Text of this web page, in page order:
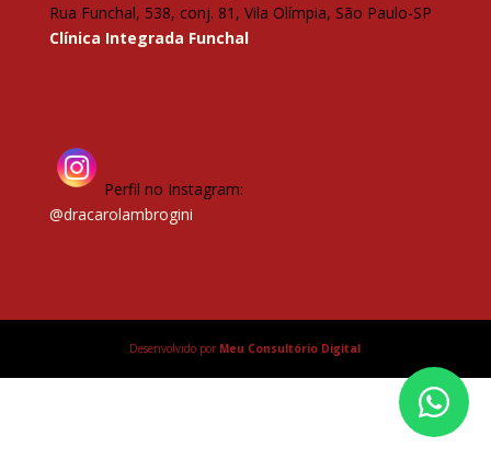
Rua Funchal, 538, conj. 81, Vila Olímpia, São Paulo-SP
Clínica Integrada Funchal
Perfil no Instagram:
@dracarolambrogini
Desenvolvido por Meu Consultório Digital